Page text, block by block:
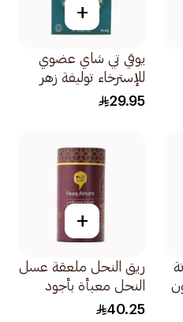
+
يوقي تي شاي عضوي
للإسترخاء توليفة زهر
الورد الزيزفون البابونج
29.95
+
ريق النحل ملعقة عسل
النحل معبأة بأجود
انواع عسل السدر
40.25